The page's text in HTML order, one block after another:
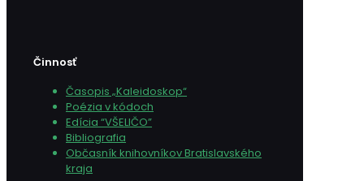
Činnosť
Časopis „Kaleidoskop“
Poézia v kódoch
Edícia “VŠELIČO”
Bibliografia
Občasník knihovníkov Bratislavského
kraja